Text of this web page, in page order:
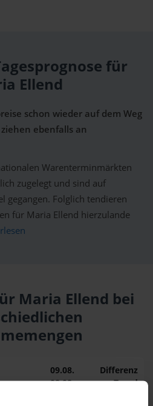
für
Ellend
schon wieder auf dem Weg
ebenfalls an
Warenterminmärkten
zugelegt und sind auf
gegangen. Folglich tendieren
für Maria Ellend hierzulande
Maria Ellend bei
09.08.
08.08.
Differenz
Trend